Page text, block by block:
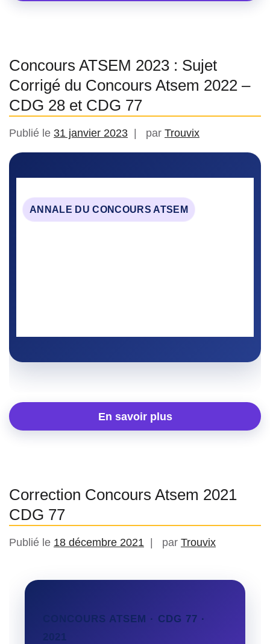
Concours ATSEM 2023 : Sujet
Corrigé du Concours Atsem 2022 –
CDG 28 et CDG 77
Publié le 31 janvier 2023 par Trouvix
ANNALE DU CONCOURS ATSEM
En savoir plus
Correction Concours Atsem 2021
CDG 77
Publié le 18 décembre 2021 par Trouvix
CONCOURS ATSEM · CDG 77 ·
2021